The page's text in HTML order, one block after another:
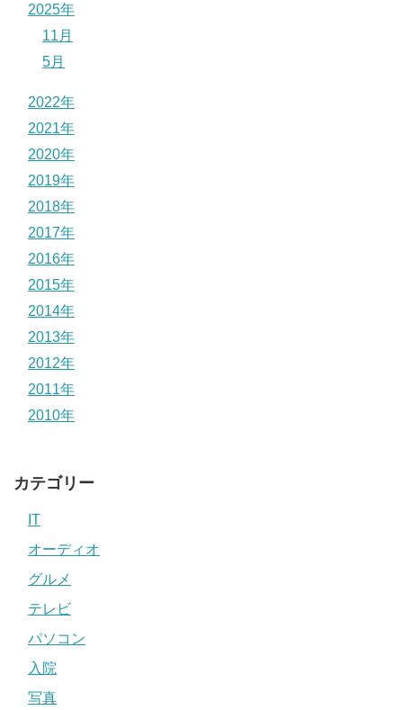
2025年
11月
5月
2022年
2021年
2020年
2019年
2018年
2017年
2016年
2015年
2014年
2013年
2012年
2011年
2010年
カテゴリー
IT
オーディオ
グルメ
テレビ
パソコン
入院
写真